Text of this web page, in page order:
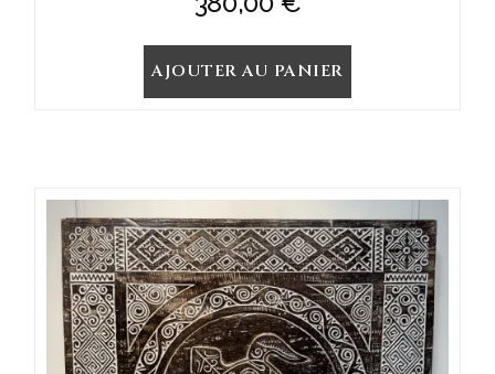
AJOUTER AU PANIER